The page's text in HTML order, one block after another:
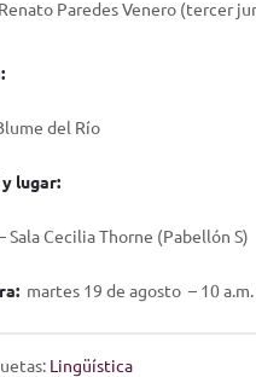
Paredes Venero (tercer
del Río
lugar:
Sala Cecilia Thorne (Pabellón S)
martes 19 de agosto – 10 a.m.
Lingüística